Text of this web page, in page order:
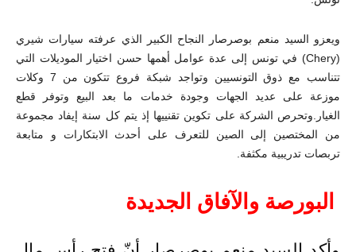
ويعزو السيد منعم بوصرصار النجاح الكبير الذي عرفته سيارات شيري
(
Chery) في تونس إلى عدة عوامل أهمها حسن اختيار الموديلات التي
تتناسب مع ذوق التونسيين وتواجد شبكة فروع تتكون من 7 وكلات
موزعة على عديد الجهات وجودة خدمات ما بعد البيع وتوفر قطع
الغيار.وتحرص الشركة على تكوين تقنييها إذ يتم كل سنة إيفاد مجموعة
من المختصين إلى الصين للتعرف على أحدث الابتكارات و متابعة
تربصات تدريبية مكثفة.
البورصة والآفاق الجديدة